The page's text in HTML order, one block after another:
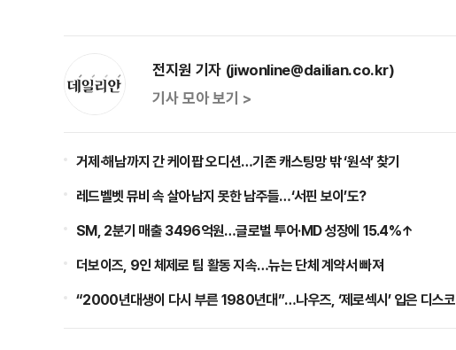
전지원 기자 (jiwonline@dailian.co.kr)
기사 모아 보기 >
거제·해남까지 간 케이팝 오디션…기존 캐스팅망 밖 ‘원석’ 찾기
레드벨벳 뮤비 속 살아남지 못한 남주들…‘서핀 보이’도?
SM, 2분기 매출 3496억원…글로벌 투어·MD 성장에 15.4%↑
더보이즈, 9인 체제로 팀 활동 지속…뉴는 단체 계약서 빠져
“2000년대생이 다시 부른 1980년대”…나우즈, ‘제로섹시’ 입은 디스코